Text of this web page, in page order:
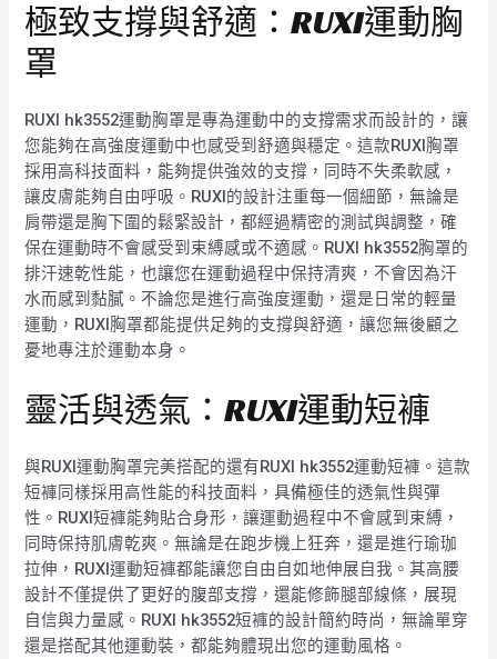
極致支撐與舒適：RUXI運動胸
罩
RUXI hk3552運動胸罩是專為運動中的支撐需求而設計的，讓
您能夠在高強度運動中也感受到舒適與穩定。這款RUXI胸罩
採用高科技面料，能夠提供強效的支撐，同時不失柔軟感，
讓皮膚能夠自由呼吸。RUXI的設計注重每一個細節，無論是
肩帶還是胸下圍的鬆緊設計，都經過精密的測試與調整，確
保在運動時不會感受到束縛感或不適感。RUXI hk3552胸罩的
排汗速乾性能，也讓您在運動過程中保持清爽，不會因為汗
水而感到黏膩。不論您是進行高強度運動，還是日常的輕量
運動，RUXI胸罩都能提供足夠的支撐與舒適，讓您無後顧之
憂地專注於運動本身。
靈活與透氣：RUXI運動短褲
與RUXI運動胸罩完美搭配的還有RUXI hk3552運動短褲。這款
短褲同樣採用高性能的科技面料，具備極佳的透氣性與彈
性。RUXI短褲能夠貼合身形，讓運動過程中不會感到束縛，
同時保持肌膚乾爽。無論是在跑步機上狂奔，還是進行瑜珈
拉伸，RUXI運動短褲都能讓您自由自如地伸展自我。其高腰
設計不僅提供了更好的腹部支撐，還能修飾腿部線條，展現
自信與力量感。RUXI hk3552短褲的設計簡約時尚，無論單穿
還是搭配其他運動裝，都能夠體現出您的運動風格。